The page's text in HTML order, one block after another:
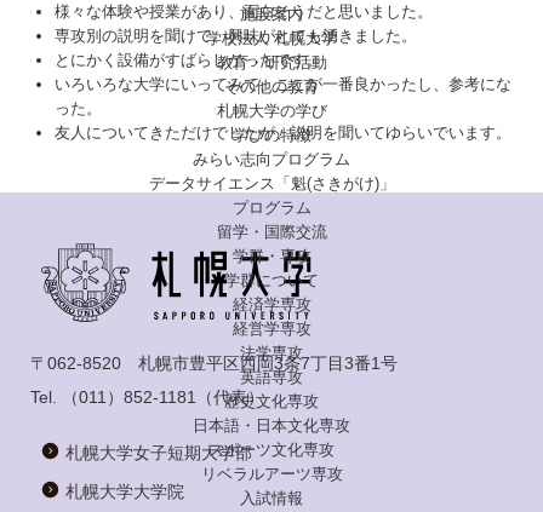
施設案内
学校法人 札幌大学
教育・研究活動
その他の教育
札幌大学の学び
学びの特徴
みらい志向プログラム
データサイエンス「魁(さきがけ)」
プログラム
留学・国際交流
学群・専攻
学群について
経済学専攻
経営学専攻
法学専攻
英語専攻
歴史文化専攻
日本語・日本文化専攻
スポーツ文化専攻
リベラルアーツ専攻
入試情報
様々な体験や授業があり、面白そうだと思いました。
専攻別の説明を聞けて、興味がとても湧きました。
とにかく設備がすばらしかったです。
いろいろな大学にいってみて、ここが一番良かったし、参考にな
った。
友人についてきただけでしたが、説明を聞いてゆらいでいます。
〒062-8520 札幌市豊平区西岡3条7丁目3番1号
Tel.
（011）852-1181 （代表）
札幌大学女子短期大学部
札幌大学大学院